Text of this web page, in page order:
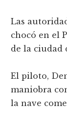
Las
chocó en el
de la ciudad
El piloto,
maniobra
la nave